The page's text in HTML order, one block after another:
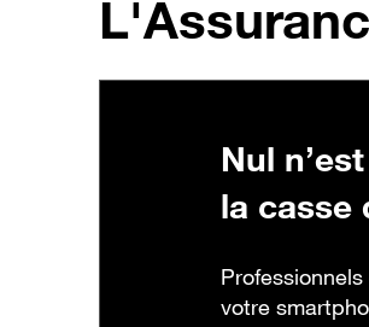
Nul
la casse
votre